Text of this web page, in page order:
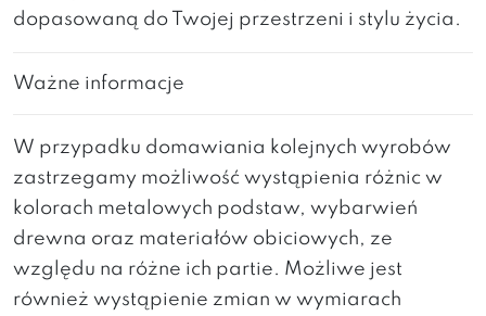
dopasowaną do Twojej przestrzeni i stylu życia.
Ważne informacje
W przypadku domawiania kolejnych wyrobów
zastrzegamy możliwość wystąpienia różnic w
kolorach metalowych podstaw, wybarwień
drewna oraz materiałów obiciowych, ze
względu na różne ich partie. Możliwe jest
również wystąpienie zmian w wymiarach